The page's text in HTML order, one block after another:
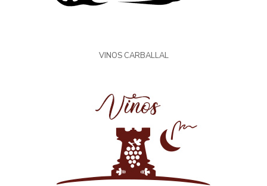
VINOS CARBALLAL